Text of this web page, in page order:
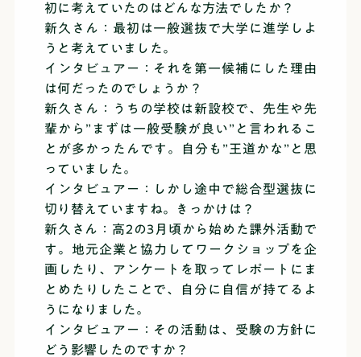
初に考えていたのはどんな方法でしたか？
新久さん：最初は一般選抜で大学に進学しよ
うと考えていました。
インタビュアー：それを第一候補にした理由
は何だったのでしょうか？
新久さん：うちの学校は新設校で、先生や先
輩から”まずは一般受験が良い”と言われるこ
とが多かったんです。自分も”王道かな”と思
っていました。
インタビュアー：しかし途中で総合型選抜に
切り替えていますね。きっかけは？
新久さん：高2の3月頃から始めた課外活動で
す。地元企業と協力してワークショップを企
画したり、アンケートを取ってレポートにま
とめたりしたことで、自分に自信が持てるよ
うになりました。
インタビュアー：その活動は、受験の方針に
どう影響したのですか？